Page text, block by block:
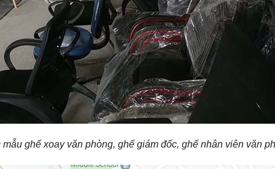
mẫu ghế xoay văn phòng, ghế giám đốc, ghế nhân viên văn